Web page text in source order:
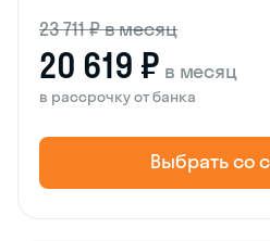
23 711 ₽ в месяц
20 619 ₽ в месяц
в рассрочку от банка
Выбрать со